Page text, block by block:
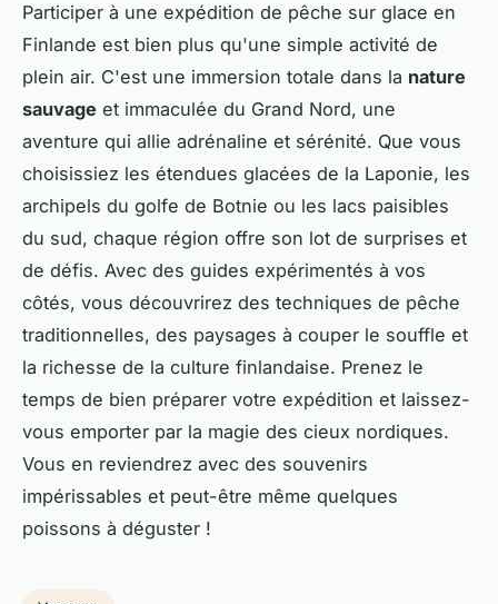
Participer à une expédition de pêche sur glace en
Finlande est bien plus qu'une simple activité de
plein air. C'est une immersion totale dans la nature
sauvage et immaculée du Grand Nord, une
aventure qui allie adrénaline et sérénité. Que vous
choisissiez les étendues glacées de la Laponie, les
archipels du golfe de Botnie ou les lacs paisibles
du sud, chaque région offre son lot de surprises et
de défis. Avec des guides expérimentés à vos
côtés, vous découvrirez des techniques de pêche
traditionnelles, des paysages à couper le souffle et
la richesse de la culture finlandaise. Prenez le
temps de bien préparer votre expédition et laissez-
vous emporter par la magie des cieux nordiques.
Vous en reviendrez avec des souvenirs
impérissables et peut-être même quelques
poissons à déguster !